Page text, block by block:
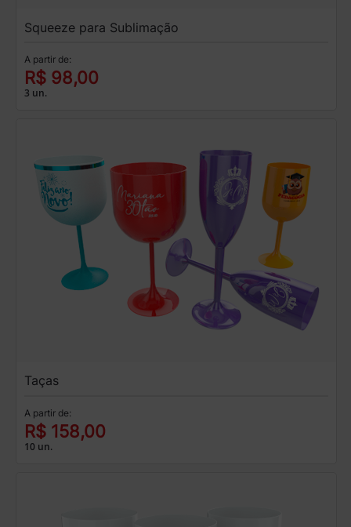
Squeeze para Sublimação
A partir de:
R$ 98,00
3 un.
Taças
A partir de:
R$ 158,00
10 un.